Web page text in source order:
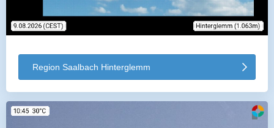
Region Saalbach Hinterglemm